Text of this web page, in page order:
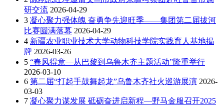
研交流 2026-04-29
3 凝心聚力强体魄 奋勇争先迎旺季——集团第二届拔河
比赛圆满落幕 2026-04-29
4 新疆农业职业技术大学动物科技学院实践育人基地揭
牌 2026-03-26
5 “春风得意—从巴黎到乌鲁木齐主题活动”隆重举行
2026-03-10
6 第二届“打起手鼓舞起龙”乌鲁木齐社火巡游展演 2026-
03-03
7 凝心聚力谋发展 砥砺奋进启新程—野马金服召开2025